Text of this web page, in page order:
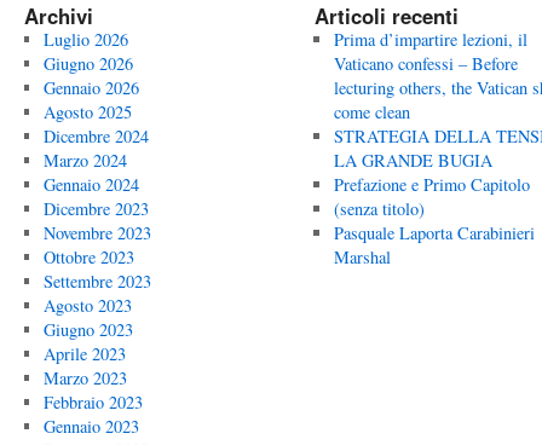
Archivi
Luglio 2026
Giugno 2026
Gennaio 2026
Agosto 2025
Dicembre 2024
Marzo 2024
Gennaio 2024
Dicembre 2023
Novembre 2023
Ottobre 2023
Settembre 2023
Agosto 2023
Giugno 2023
Aprile 2023
Marzo 2023
Febbraio 2023
Gennaio 2023
Articoli recenti
Prima d’impartire lezioni, il
Vaticano confessi – Before
lecturing others, the Vatican
come clean
STRATEGIA DELLA
LA GRANDE BUGIA
Prefazione e Primo Capitolo
(senza titolo)
Pasquale Laporta Carabinieri
Marshal